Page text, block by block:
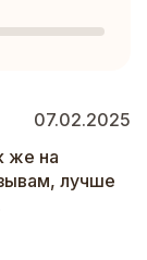
07.02.2025
же на
лучше